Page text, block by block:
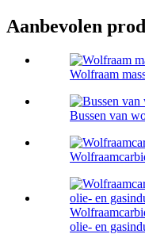
Aanbevolen
Wolfraam
Bussen van
olie- en